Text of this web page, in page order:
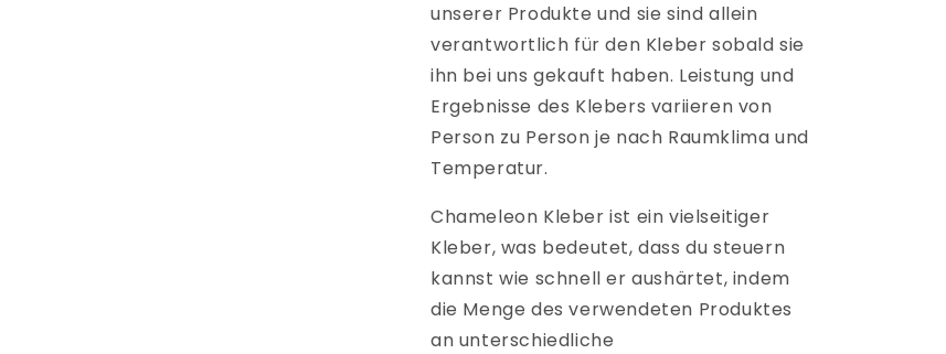
unserer Produkte und sie sind allein
verantwortlich für den Kleber sobald sie
ihn bei uns gekauft haben. Leistung und
Ergebnisse des Klebers variieren von
Person zu Person je nach Raumklima und
Temperatur.
Chameleon Kleber ist ein vielseitiger
Kleber, was bedeutet, dass du steuern
kannst wie schnell er aushärtet, indem
die Menge des verwendeten Produktes
an unterschiedliche